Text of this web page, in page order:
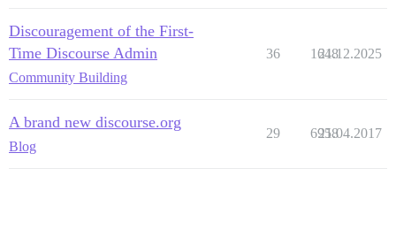
Discouragement of the First-
Time Discourse Admin
Community Building
36 1648
21.12.2025
A brand new discourse.org
Blog
29 6958
21.04.2017